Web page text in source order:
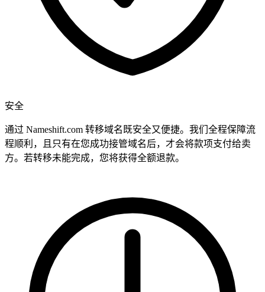
安全
通过 Nameshift.com 转移域名既安全又便捷。我们全程保障流
程顺利，且只有在您成功接管域名后，才会将款项支付给卖
方。若转移未能完成，您将获得全额退款。